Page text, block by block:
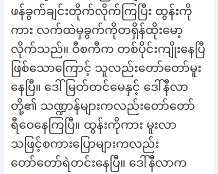
ဖန်ခွက်ချင်းတိုက်လိုက်ကြပြီး ထွန်းကို
ကား လက်ထဲမှခွက်ကိုတရှိန်ထိုးမော့
လိုက်သည်။ ဝီစကီက တစ်ပိုင်းကျိုးနေပြီ
ဖြစ်သောကြောင့် သူလည်းတော်တော်မူး
နေပြီ။ ဒေါ်မြတ်တင်မေနှင့် ဒေါ်နီလာ
တို့၏ သဏ္ဍာန်များကလည်းတော်တော်
ရီဝေနေကြပြီ။ ထွန်းကိုကား မူးလာ
သဖြင့်စကားပြောများကလည်း
တော်တော်ရဲတင်းနေပြီ။ ဒေါ်နီလာက